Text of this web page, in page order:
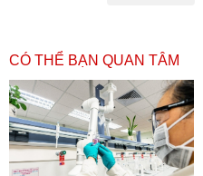
CÓ THỂ BẠN QUAN TÂM